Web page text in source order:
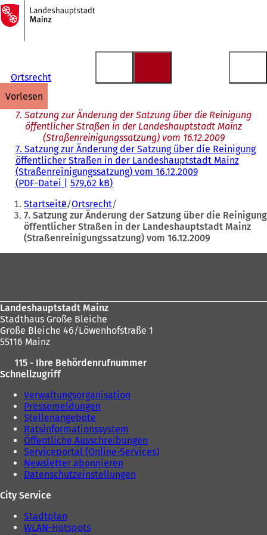
Inhalt anspringen
Zur
Startseite
Ortsrecht
vorlesen
7. Satzung zur Änderung der Satzung über die Reinigung
öffentlicher Straßen in der Landeshauptstadt Mainz
(Straßenreinigungssatzung) vom 16.12.2009
7. Satzung zur Änderung der Satzung über die Reinigung
öffentlicher Straßen in der Landeshauptstadt Mainz
(Straßenreinigungssatzung) vom 16.12.2009
PDF-Datei 579,62 kB
Sie
befinden
sich
hier:
Startseite Ortsrecht
7. Satzung zur Änderung der Satzung über die Reinigung
öffentlicher Straßen in der Landeshauptstadt Mainz
(Straßenreinigungssatzung) vom 16.12.2009
Landeshauptstadt Mainz
Stadthaus Große Bleiche
Große Bleiche 46/Löwenhofstraße 1
55116 Mainz
115 - Ihre Behördenrufnummer
Schnellzugriff
Verwaltungsorganisation
Pressemeldungen
Stellenangebote
Ratsinformationssystem
Öffentliche Ausschreibungen
Serviceportal (Online-Services)
Newsletter abonnieren
Datenschutzeinstellungen
City Service
Stadtplan
WLAN-Hotspots